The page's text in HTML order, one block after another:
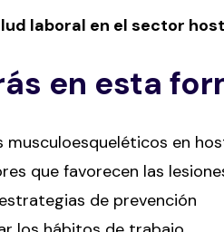
laboral en el sector
en esta
en
que favorecen las
de prevención